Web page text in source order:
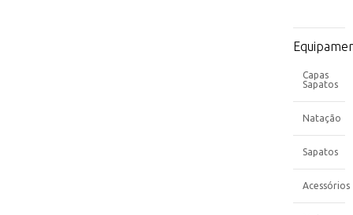
Capas
Sapatos
Natação
Sapatos
Acessórios